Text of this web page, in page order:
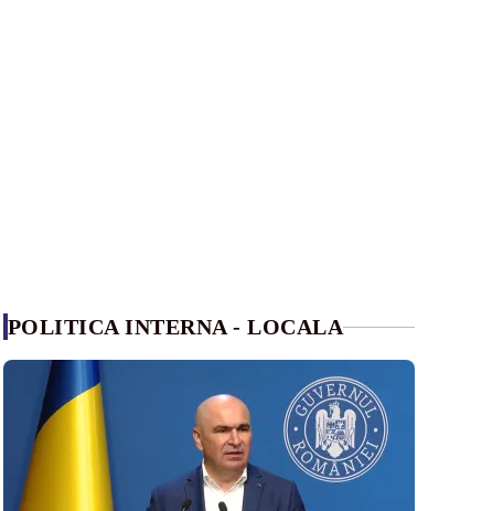
POLITICA INTERNA - LOCALA